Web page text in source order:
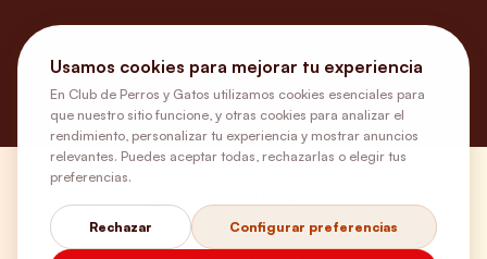
Usamos cookies para mejorar tu experiencia
En Club de Perros y Gatos utilizamos cookies esenciales para
que nuestro sitio funcione, y otras cookies para analizar el
rendimiento, personalizar tu experiencia y mostrar anuncios
relevantes. Puedes aceptar todas, rechazarlas o elegir tus
preferencias.
Rechazar Configurar preferencias